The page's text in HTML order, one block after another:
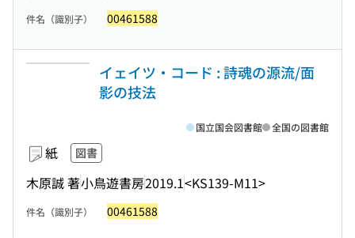
件名（識別子） 00461588
イェイツ・コード : 詩魂の源流/面
影の技法
紙 図書
木原誠 著小鳥遊書房2019.1<KS139-M11>
国立国会図書館 全国の図書館
件名（識別子） 00461588